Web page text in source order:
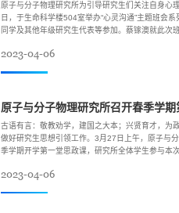
原子与分子物理研究所为引导研究生们关注自身
日，于生命科学楼504室举办“心灵沟通”主题班会
同学及其他年级研究生代表等参加。蔡镓澳就此次
2023-04-06
原子与分子物理研究所召开春季学
古语有言：敬教劝学，建国之大本；兴贤育才，为
做好研究生思想引领工作。3月27日上午，原子与
季学期开学第一堂思政课，研究所全体学生参与本
2023-04-06